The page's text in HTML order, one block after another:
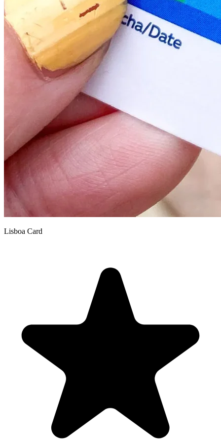
Lisboa Card